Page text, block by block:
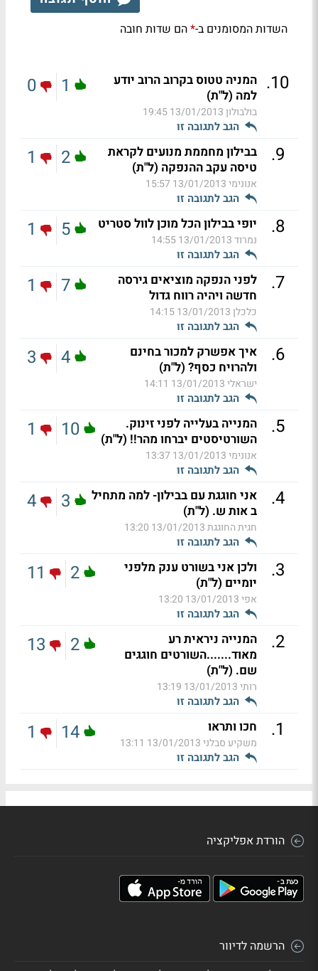
השדות המסומנים ב-*הם שדות חובה
10
. המניה טטוס בקרוב הרוב יודע
למה (ל"ת)
בולבולון13/01/2013 19:45
הגב לתגובה זו
1
0
9
.
בבילון מחממת מנועים לקראת
טיסה עקב ההנפקה (ל"ת)
אנונימי13/01/2013 15:57
הגב לתגובה זו
2
1
8
. יופי בבילון הכל מוכן לוול סטריט
נמרוד13/01/2013 14:55
הגב לתגובה זו
5
1
7
.
לפני הנפקה מוציאים גירסה
חדשה ויהיה רווח גדול
כלכלן13/01/2013 14:15
הגב לתגובה זו
7
1
6
.
איך אפשרק למכור בחינם
ולהרויח כסף? (ל"ת)
ישראלי13/01/2013 14:11
הגב לתגובה זו
4
3
5
.
המנייה בעלייה לפני זינוק.
השורטיסטים יברחו מהר!! (ל"ת)
אנונימי13/01/2013 13:37
הגב לתגובה זו
10
1
4
.
אני חוגגת עם בבילון- למה מתחיל
ב אות ש. (ל"ת)
חגית החוגגת13/01/2013 13:20
הגב לתגובה זו
3
4
3
.
ולכן אני בשורט ענק מלפני
יומיים (ל"ת)
אפי13/01/2013 13:20
הגב לתגובה זו
2
11
2
.
המנייה ניראית רע
מאוד.......השורטים חוגגים
שם. (ל"ת)
רותי13/01/2013 13:19
הגב לתגובה זו
2
13
1
. חכו ותראו
משקיע סבלני13/01/2013 13:11
הגב לתגובה זו
14
1
הורדת אפליקציה
הרשמה לדיוור